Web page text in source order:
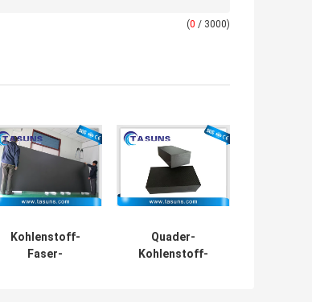
(0 / 3000)
Kohlenstoff-
Faser-
Quader-
Kohlenstoff-